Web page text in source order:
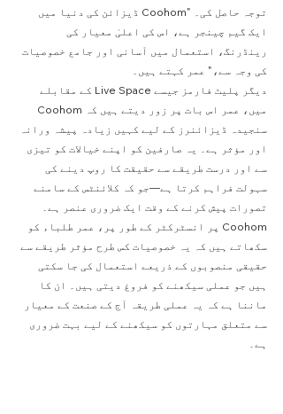
توجہ حاصل کی۔ "Coohom ڈیزائن کی دنیا میں
ایک گیم چینجر ہے، اس کی اعلیٰ معیار کی
رینڈرنگ، استعمال میں آسانی اور جامع خصوصیات
کی وجہ سے،" عمر کہتے ہیں۔
دیگر پلیٹ فارمز جیسے Live Space کے مقابلے
سنجیدہ ڈیزائنرز کے لیے کہیں زیادہ پیشہ ورانہ
اور مؤثر ہے۔ یہ صارفین کو اپنے خیالات کو تیزی
سے اور درست طریقے سے حقیقت کا روپ دینے کی
سہولت فراہم کرتا ہے—جو کہ کلائنٹس کے سامنے
تصورات پیش کرنے کے وقت ایک ضروری عنصر ہے۔
Coohom پر انسٹرکٹر کے طور پر، عمر طلباء کو
سکھاتے ہیں کہ یہ خصوصیات کس طرح مؤثر طریقے سے
حقیقی منصوبوں کے ذریعے استعمال کی جا سکتی
ہیں جو عملی سیکھنے کو فروغ دیتی ہیں۔ ان کا
ماننا ہے کہ یہ عملی طریقہ آج کے صنعت کے معیار
سے متعلق مہارتوں کو سیکھنے کے لیے بہت ضروری
ہے۔